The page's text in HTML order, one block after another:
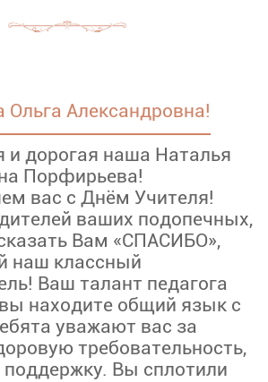
Александровна!
и дорогая наша Наталья
Порфирьева!
вас с Днём Учителя!
ваших подопечных,
Вам «СПАСИБО»,
наш классный
Ваш талант педагога
находите общий язык с
уважают вас за
требовательность,
поддержку. Вы сплотили